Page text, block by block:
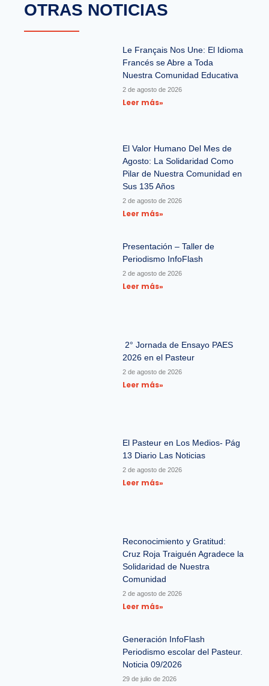
OTRAS NOTICIAS
Le Français Nos Une: El Idioma
Francés se Abre a Toda
Nuestra Comunidad Educativa
2 de agosto de 2026
Leer más»
El Valor Humano Del Mes de
Agosto: La Solidaridad Como
Pilar de Nuestra Comunidad en
Sus 135 Años
2 de agosto de 2026
Leer más»
Presentación – Taller de
Periodismo InfoFlash
2 de agosto de 2026
Leer más»
2° Jornada de Ensayo PAES
2026 en el Pasteur
2 de agosto de 2026
Leer más»
El Pasteur en Los Medios- Pág
13 Diario Las Noticias
2 de agosto de 2026
Leer más»
Reconocimiento y Gratitud:
Cruz Roja Traiguén Agradece la
Solidaridad de Nuestra
Comunidad
2 de agosto de 2026
Leer más»
Generación InfoFlash
Periodismo escolar del Pasteur.
Noticia 09/2026
29 de julio de 2026